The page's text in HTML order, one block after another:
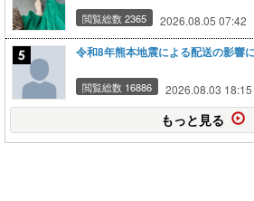
閲覧総数 2365 2026.08.05 07:42
令和8年熊本地震による配送の影響
閲覧総数 16886 2026.08.03 18:15
もっと見る